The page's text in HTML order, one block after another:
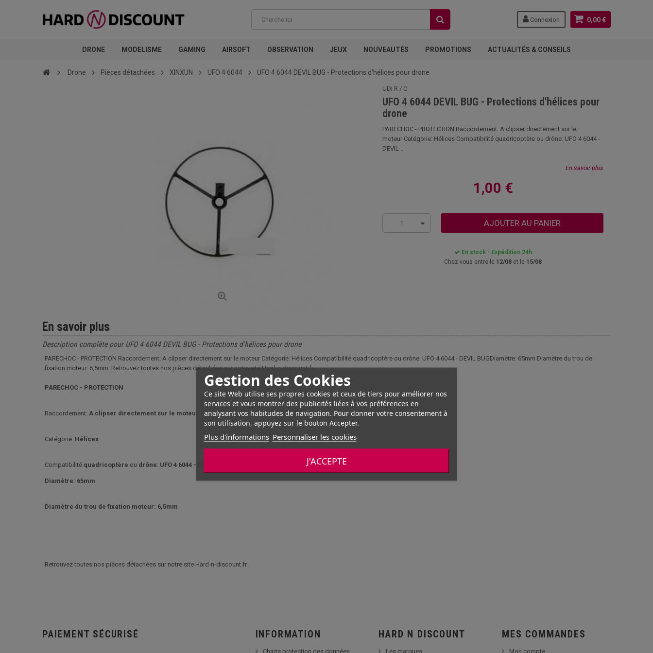
0,00 €
Connexion
DRONE MODELISME GAMING AIRSOFT OBSERVATION JEUX NOUVEAUTÉS PROMOTIONS ACTUALITÉS & CONSEILS
Gestion des Cookies
Ce site Web utilise ses propres cookies et ceux de tiers pour améliorer nos
services et vous montrer des publicités liées à vos préférences en
analysant vos habitudes de navigation. Pour donner votre consentement à
son utilisation, appuyez sur le bouton Accepter.
Plus d'informations Personnaliser les cookies
J'ACCEPTE
Drone Pièces détachées XINXUN UFO 4 6044 UFO 4 6044 DEVIL BUG - Protections d'hélices pour drone
UDI R / C
UFO 4 6044 DEVIL BUG - Protections d'hélices pour
drone
PARECHOC - PROTECTION Raccordement: A clipser directement sur le
moteur Catégorie: Hélices Compatibilité quadricoptère ou drône: UFO 4 6044 -
DEVIL ...
En savoir plus
1,00 €
1 AJOUTER AU PANIER
En stock - Expédition 24h
Chez vous entre le 12/08 et le 15/08
En savoir plus
Description complète pour UFO 4 6044 DEVIL BUG - Protections d'hélices pour drone
PARECHOC - PROTECTION Raccordement: A clipser directement sur le moteur Catégorie: Hélices Compatibilité quadricoptère ou drône: UFO 4 6044 - DEVIL BUGDiamètre: 65mm Diamètre du trou de
fixation moteur: 6,5mm Retrouvez toutes nos pièces détachées sur notre site Hard-n-discount.fr
PARECHOC - PROTECTION
Raccordement: A clipser directement sur le moteur
Catégorie: Hélices
Compatibilité quadricoptère ou drône: UFO 4 6044 - DEVIL BUG
Diamètre: 65mm
Diamètre du trou de fixation moteur: 6,5mm
Retrouvez toutes nos pièces détachées sur notre site Hard-n-discount.fr
PAIEMENT SÉCURISÉ INFORMATION
Charte protection des données
HARD N DISCOUNT
Les marques
MES COMMANDES
Mon compte